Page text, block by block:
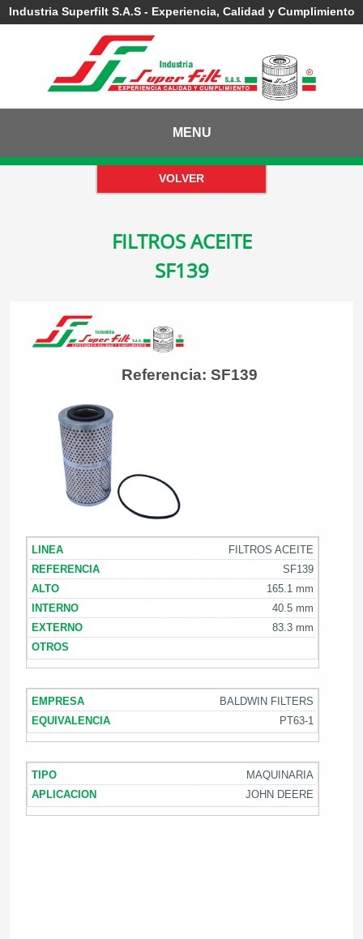
Industria Superfilt S.A.S - Experiencia, Calidad y Cumplimiento
MENU
FILTROS ACEITE
SF139
Referencia: SF139
FILTROS ACEITE
SF139
165.1 mm
40.5 mm
83.3 mm
BALDWIN FILTERS
PT63-1
MAQUINARIA
JOHN DEERE